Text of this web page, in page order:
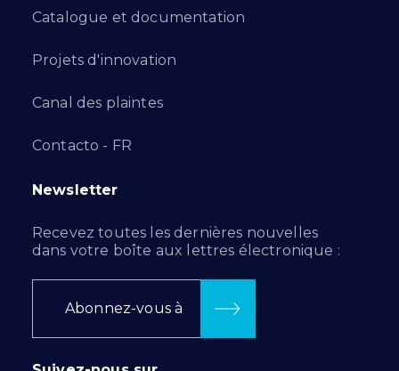
Catalogue et documentation
Projets d'innovation
Canal des plaintes
Contacto - FR
Newsletter
Recevez toutes les dernières nouvelles
dans votre boîte aux lettres électronique :
Abonnez-vous à